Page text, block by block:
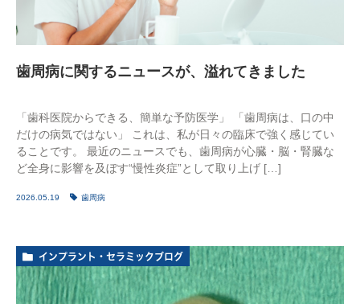
歯周病に関するニュースが、溢れてきました
「歯科医院からできる、簡単な予防医学」 「歯周病は、口の中
だけの病気ではない」 これは、私が日々の臨床で強く感じてい
ることです。 最近のニュースでも、歯周病が心臓・脳・腎臓な
ど全身に影響を及ぼす“慢性炎症”として取り上げ […]
2026.05.19 歯周病
インプラント・セラミックブログ